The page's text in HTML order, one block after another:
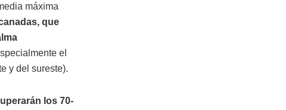
máxima
que
el
y del sureste).
los 70-